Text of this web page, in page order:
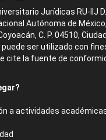
Jurídicas RU-IIJ
Autónoma de
C. P. 04510,
ser utilizado con
cite la fuente de
a actividades